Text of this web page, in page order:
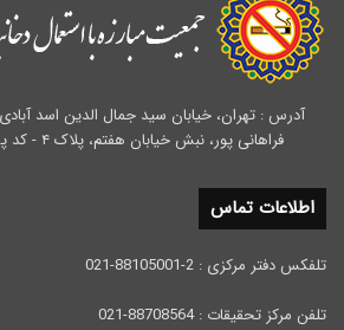
آدرس : تهران، خیابان سید جمال الدین اسد
فراهانی پور، نبش خیابان هفتم، پلاک ۴ - کد پستی : 1433634363
اطلاعات تماس
تلفکس دفتر مرکزی : 2-88105001-021
تلفن مرکز تحقیقات : 88708564-021